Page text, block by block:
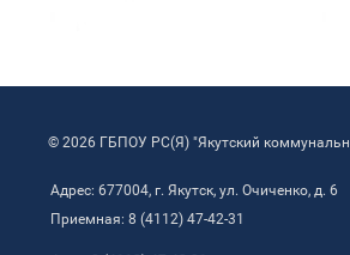
© 2026 ГБПОУ РС(Я) "Якутский
Адрес: 677004, г. Якутск, ул. Очиченко, д. 6
Приемная: 8 (4112) 47-42-31